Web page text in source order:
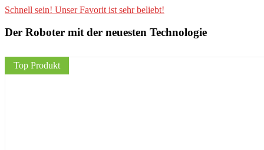
Schnell sein! Unser Favorit ist sehr beliebt!
Der Roboter mit der neuesten Technologie
Top Produkt